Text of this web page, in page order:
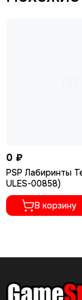
0 ₽
PSP Лабиринты
ULES-00858)
В корзину